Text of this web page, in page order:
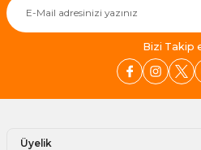
Bizi Takip
Üyelik